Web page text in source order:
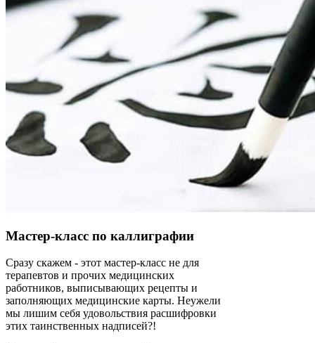
Мастер-класс по каллиграфии
Сразу скажем - этот мастер-класс не для
терапевтов и прочих медицинских
работников, выписывающих рецепты и
заполняющих медицинские карты. Неужели
мы лишим себя удовольствия расшифровки
этих таинственных надписей?!